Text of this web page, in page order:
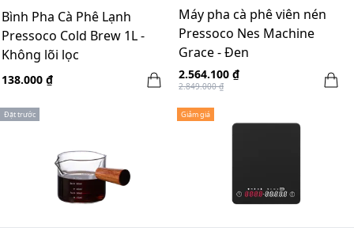
Bình Pha Cà Phê Lạnh
Pressoco Cold Brew 1L -
Không lõi lọc
138.000 ₫
Máy pha cà phê viên nén
Pressoco Nes Machine
Grace - Đen
2.564.100 ₫
2.849.000 ₫
Đặt trước Giảm giá